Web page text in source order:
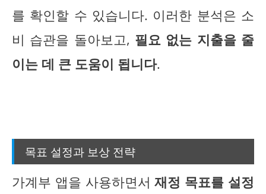
를 확인할 수 있습니다. 이러한 분석은 소
비 습관을 돌아보고, 필요 없는 지출을 줄
이는 데 큰 도움이 됩니다.
목표 설정과 보상 전략
가계부 앱을 사용하면서재정 목표를 설정